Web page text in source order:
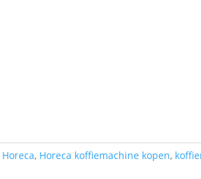
Horeca, Horeca koffiemachine kopen,